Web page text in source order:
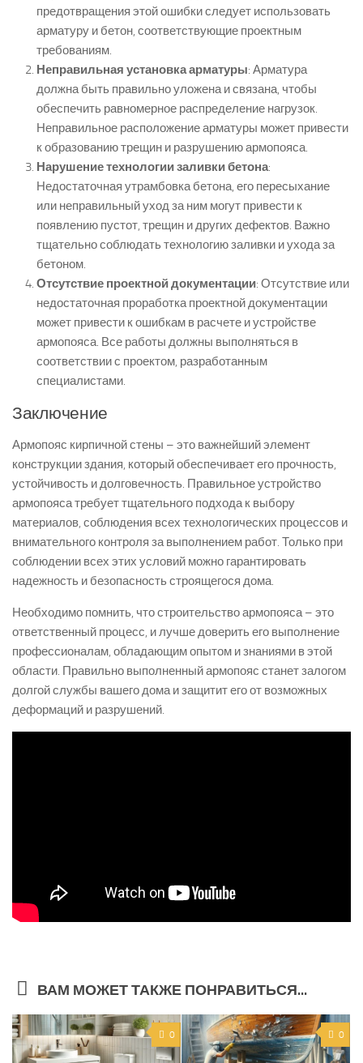
предотвращения этой ошибки следует использовать
арматуру и бетон, соответствующие проектным
требованиям.
Неправильная установка арматуры: Арматура
должна быть правильно уложена и связана, чтобы
обеспечить равномерное распределение нагрузок.
Неправильное расположение арматуры может привести
к образованию трещин и разрушению армопояса.
Нарушение технологии заливки бетона:
Недостаточная утрамбовка бетона, его пересыхание
или неправильный уход за ним могут привести к
появлению пустот, трещин и других дефектов. Важно
тщательно соблюдать технологию заливки и ухода за
бетоном.
Отсутствие проектной документации: Отсутствие или
недостаточная проработка проектной документации
может привести к ошибкам в расчете и устройстве
армопояса. Все работы должны выполняться в
соответствии с проектом, разработанным
специалистами.
Заключение
Армопояс кирпичной стены – это важнейший элемент
конструкции здания, который обеспечивает его прочность,
устойчивость и долговечность. Правильное устройство
армопояса требует тщательного подхода к выбору
материалов, соблюдения всех технологических процессов и
внимательного контроля за выполнением работ. Только при
соблюдении всех этих условий можно гарантировать
надежность и безопасность строящегося дома.
Необходимо помнить, что строительство армопояса – это
ответственный процесс, и лучше доверить его выполнение
профессионалам, обладающим опытом и знаниями в этой
области. Правильно выполненный армопояс станет залогом
долгой службы вашего дома и защитит его от возможных
деформаций и разрушений.
ВАМ МОЖЕТ ТАКЖЕ ПОНРАВИТЬСЯ...
0 0